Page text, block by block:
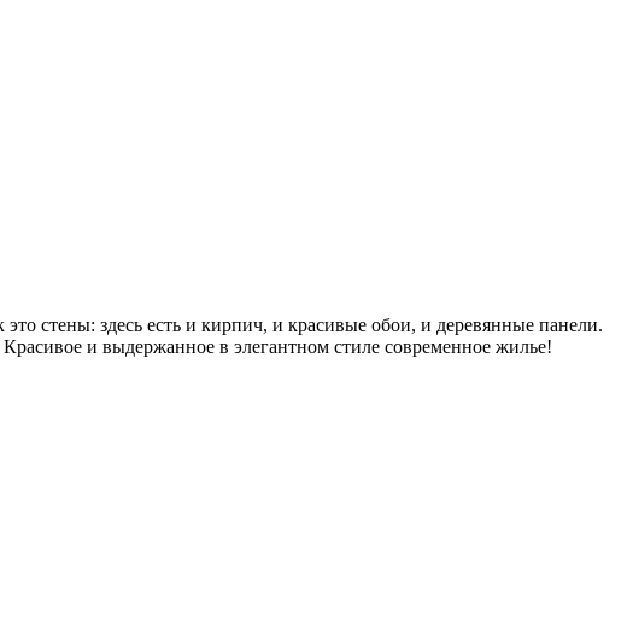
стены: здесь есть и кирпич, и красивые обои, и деревянные панели.
и выдержанное в элегантном стиле современное жилье!